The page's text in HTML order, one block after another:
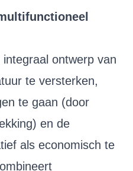
ontwerp van
te versterken,
te gaan (door
en de
als economisch te